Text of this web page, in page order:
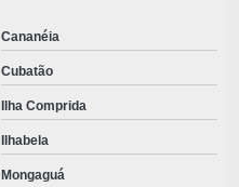
Cananéia
Cubatão
Ilha Comprida
Ilhabela
Mongaguá